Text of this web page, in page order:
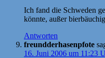
Ich fand die Schweden
könnte, außer
Antworten
freundderhasenpfote
16. Juni 2006 um 11:23